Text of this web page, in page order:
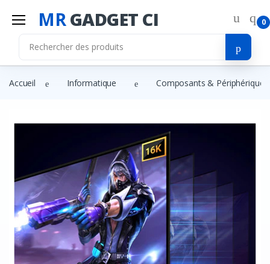
MRGADGET CI 0
Accueil Informatique Composants & Périphériques